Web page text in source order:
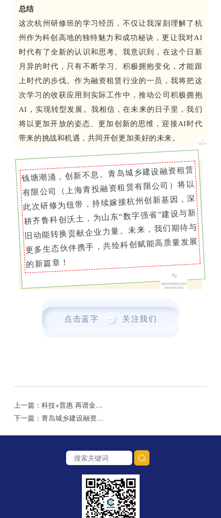
总结
这次杭州研修班的学习经历，不仅让我深刻理解了杭
州作为科创高地的独特魅力和成功秘诀，更让我对AI
时代有了全新的认识和思考。我意识到，在这个日新
月异的时代，只有不断学习、积极拥抱变化，才能跟
上时代的步伐。作为融资租赁行业的一员，我将把这
次学习的收获应用到实际工作中，推动公司积极拥抱
AI，实现转型发展。我相信，在未来的日子里，我们
将以更加开放的姿态、更加创新的思维，迎接AI时代
带来的挑战和机遇，共同开创更加美好的未来。
钱塘潮涌，创新不息。青岛城乡建设融资租赁
有限公司（上海青投融资租赁有限公司）将以
此次研修为纽带，持续嫁接杭州创新基因，深
耕齐鲁科创沃土，为山东“数字强省”建设与新
旧动能转换贡献企业力量。未来，我们期待与
更多生态伙伴携手，共绘科创赋能高质量发展
的新篇章！
点击蓝字 关注我们
上一篇：科技+普惠 再谱金融服务新篇章——城金集团融资租赁公司上海子公司专题采访
下一篇：青岛城乡建设融资租赁有限公司荣获 第二届山东租赁年会“泰山杯”高质量发展奖